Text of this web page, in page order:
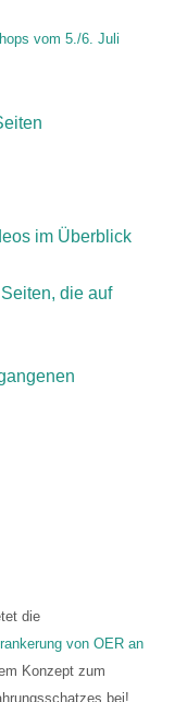
vom 5./6. Juli
im Überblick
die auf
die
von OER an
Konzept zum
bei!